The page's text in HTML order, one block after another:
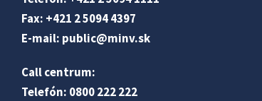
Fax: +421 2 5094 4397
E-mail: public@minv.sk
Call centrum:
Telefón: 0800 222 222